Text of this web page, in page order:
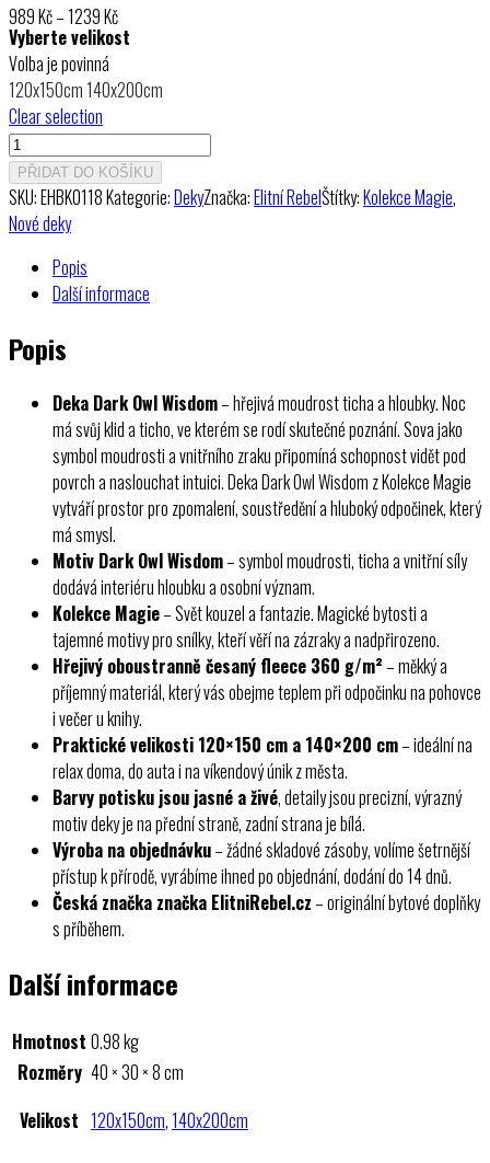
až
1239 Kč
989Kč–1239KčRozpětí
cen:
až
Vyberte velikost
Volba je povinná
120x150cm 140x200cm
Clear selection
Deka
Dark
Owl
Wisdom
PŘIDAT DO KOŠÍKU
SKU:EHBK0118Kategorie:DekyZnačka:Elitní RebelŠtítky:Kolekce Magie,
Nové deky
Popis
Další informace
Popis
Deka Dark Owl Wisdom– hřejivá moudrost ticha a hloubky. Noc
má svůj klid a ticho, ve kterém se rodí skutečné poznání. Sova jako
symbol moudrosti a vnitřního zraku připomíná schopnost vidět pod
povrch a naslouchat intuici. Deka Dark Owl Wisdom z Kolekce Magie
vytváří prostor pro zpomalení, soustředění a hluboký odpočinek, který
má smysl.
Motiv Dark Owl Wisdom– symbol moudrosti, ticha a vnitřní síly
dodává interiéru hloubku a osobní význam.
Kolekce Magie– Svět kouzel a fantazie. Magické bytosti a
tajemné motivy pro snílky, kteří věří na zázraky a nadpřirozeno.
Hřejivý oboustranně česaný fleece 360 g/m²– měkký a
příjemný materiál, který vás obejme teplem při odpočinku na pohovce
i večer u knihy.
Praktické velikosti 120×150 cm a 140×200 cm– ideální na
relax doma, do auta i na víkendový únik z města.
Barvy potisku jsou jasné a živé, detaily jsou precizní, výrazný
motiv deky je na přední straně, zadní strana je bílá.
Výroba na objednávku– žádné skladové zásoby, volíme šetrnější
přístup k přírodě, vyrábíme ihned po objednání, dodání do 14 dnů.
Česká značka značka ElitniRebel.cz – originální bytové doplňky
s příběhem.
Další informace
Hmotnost 0.98 kg
Rozměry 40 × 30 × 8 cm
Velikost 120x150cm,140x200cm